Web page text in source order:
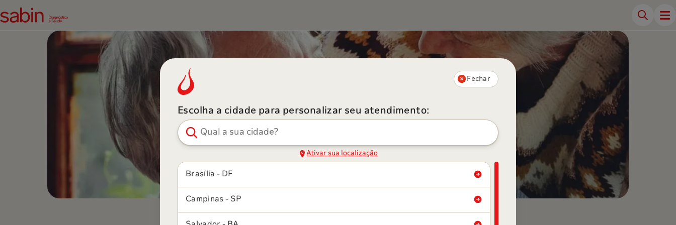
Fechar
Escolha a cidade para personalizar seu atendimento:
Pesquisar cidade
Ativar sua localização
Brasília - DF
Campinas - SP